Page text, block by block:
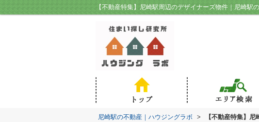
【不動産特集】尼崎駅周辺のデザイナーズ物件｜尼崎駅
尼崎駅の不動産｜ハウジングラボ > 【不動産特集】